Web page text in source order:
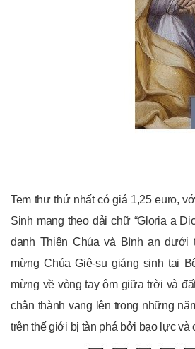
Tem thư thứ nhất có giá 1,25 euro,
Sinh mang theo dải chữ “Gloria a
danh Thiên Chúa và Bình an dưới
mừng Chúa Giê-su giáng sinh tại
mừng về vòng tay ôm giữa trời và
chân thành vang lên trong những
trên thế giới bị tàn phá bởi bạo lực và